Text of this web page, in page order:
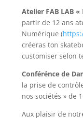
Atelier FAB LAB
partir de 12 ans
Numérique (
créeras ton
customiser selon
Conférénce de
la prise de
nos sociétés » de
Aux plaisir de